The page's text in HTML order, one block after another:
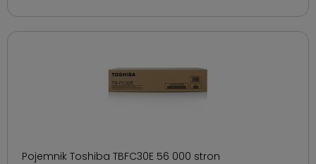
Pojemnik Toshiba TBFC30E 56 000 stron